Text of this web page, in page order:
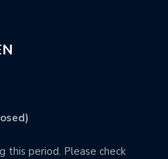
this period. Please check